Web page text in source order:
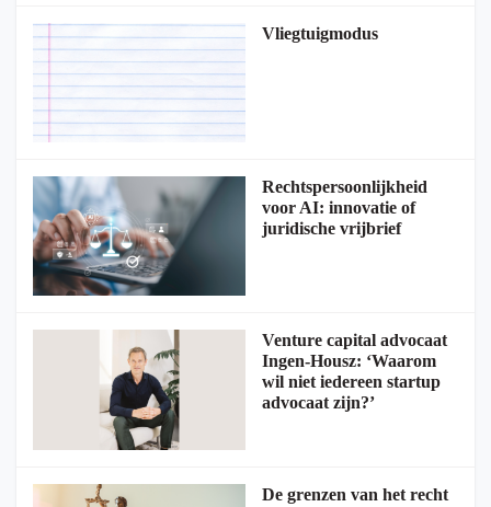
Vliegtuigmodus
Rechtspersoonlijkheid
voor AI: innovatie of
juridische vrijbrief
Venture capital advocaat
Ingen-Housz: ‘Waarom
wil niet iedereen startup
advocaat zijn?’
De grenzen van het recht